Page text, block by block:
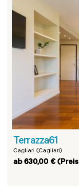
Terrazza61
Cagliari (Cagliari)
ab 630,00 €